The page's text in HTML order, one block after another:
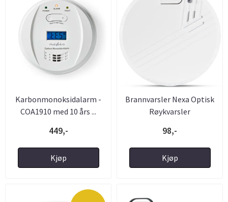
Karbonmonoksidalarm -
COA1910 med 10 års ...
449,-
Kjøp
Brannvarsler Nexa Optisk
Røykvarsler
98,-
Kjøp